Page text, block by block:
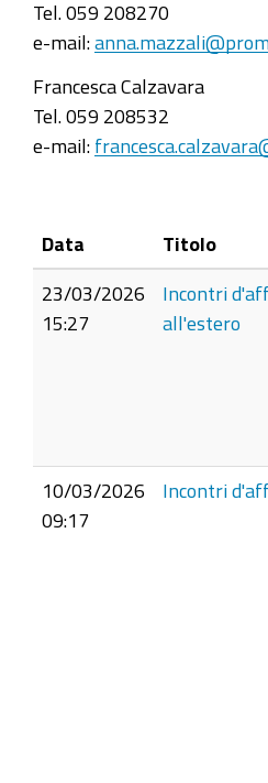
Tel. 059 208270
e-mail:
Francesca Calzavara
Tel. 059 208532
e-mail:
Data Titolo
23/03/2026
15:27
Incontri
all'estero
10/03/2026
09:17
Incontri